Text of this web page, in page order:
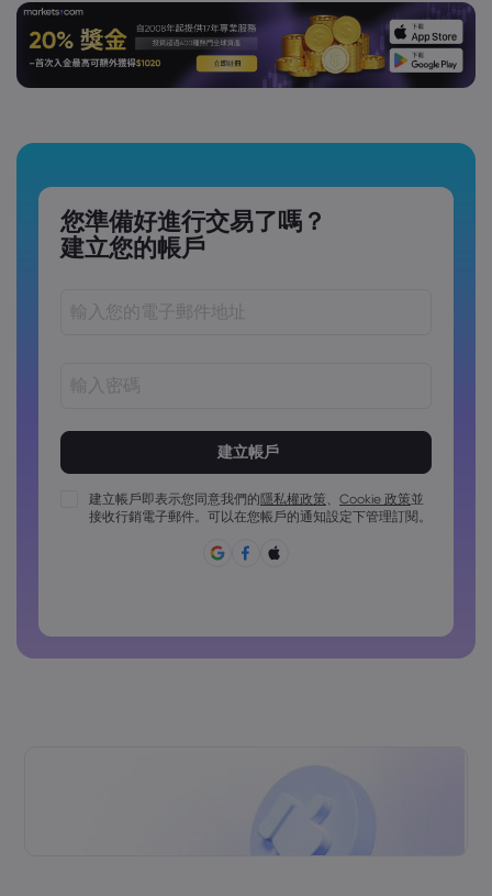
您準備好進行交易了嗎？
建立您的帳戶
密碼長度必須介於 8 到 15 個字元之間
密碼必須包含至少 1 個大寫字元
密碼必須包含至少 1 個小寫字元
密碼必須包含 ~!@#£%^&*()_-+=:;&lt;&gt;{,[]?,.
建立帳戶即表示您同意我們的隱私權政策、 Cookie 政策並
接收行銷電子郵件。可以在您帳戶的通知設定下管理訂閱。